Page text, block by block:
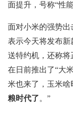
面提升，号称“性
面对小米的强势
表示今天将发布新
送特约机，还称将
在日前推出了“大
米也来了，玉米啥
粮时代了。”